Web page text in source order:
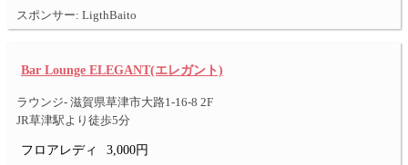
スポンサー: LigthBaito
Bar Lounge ELEGANT(エレガント)
ラウンジ- 滋賀県草津市大路1-16-8 2F
JR草津駅より徒歩5分
フロアレディ 3,000円